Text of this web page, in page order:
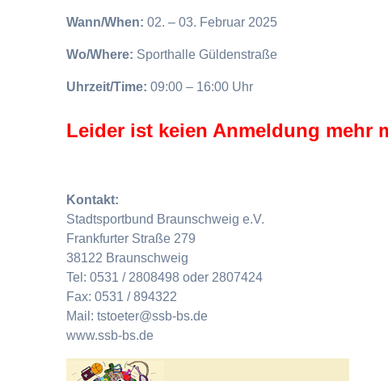
Wann/When:02. – 03. Februar 2025
Wo/Where: Sporthalle Güldenstraße
Uhrzeit/Time:09:00 – 16:00 Uhr
Leider ist keien Anmeldung mehr
Kontakt:
Stadtsportbund Braunschweig e.V.
Frankfurter Straße 279
38122 Braunschweig
Tel: 0531 / 2808498 oder 2807424
Fax: 0531 / 894322
Mail: tstoeter@ssb-bs.de
www.ssb-bs.de